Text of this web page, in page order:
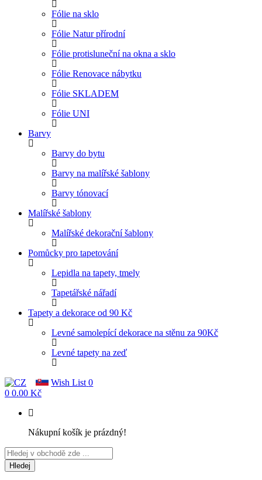
Fólie na sklo
Fólie Natur přírodní
Fólie protisluneční na okna a sklo
Fólie Renovace nábytku
Fólie SKLADEM
Fólie UNI
Barvy
Barvy do bytu
Barvy na malířské šablony
Barvy tónovací
Malířské šablony
Malířské dekorační šablony
Pomůcky pro tapetování
Lepidla na tapety, tmely
Tapetářské nářadí
Tapety a dekorace od 90 Kč
Levné samolepící dekorace na stěnu za 90Kč
Levné tapety na zeď
Wish List 0
0 0.00 Kč
Nákupní košík je prázdný!
Hledej